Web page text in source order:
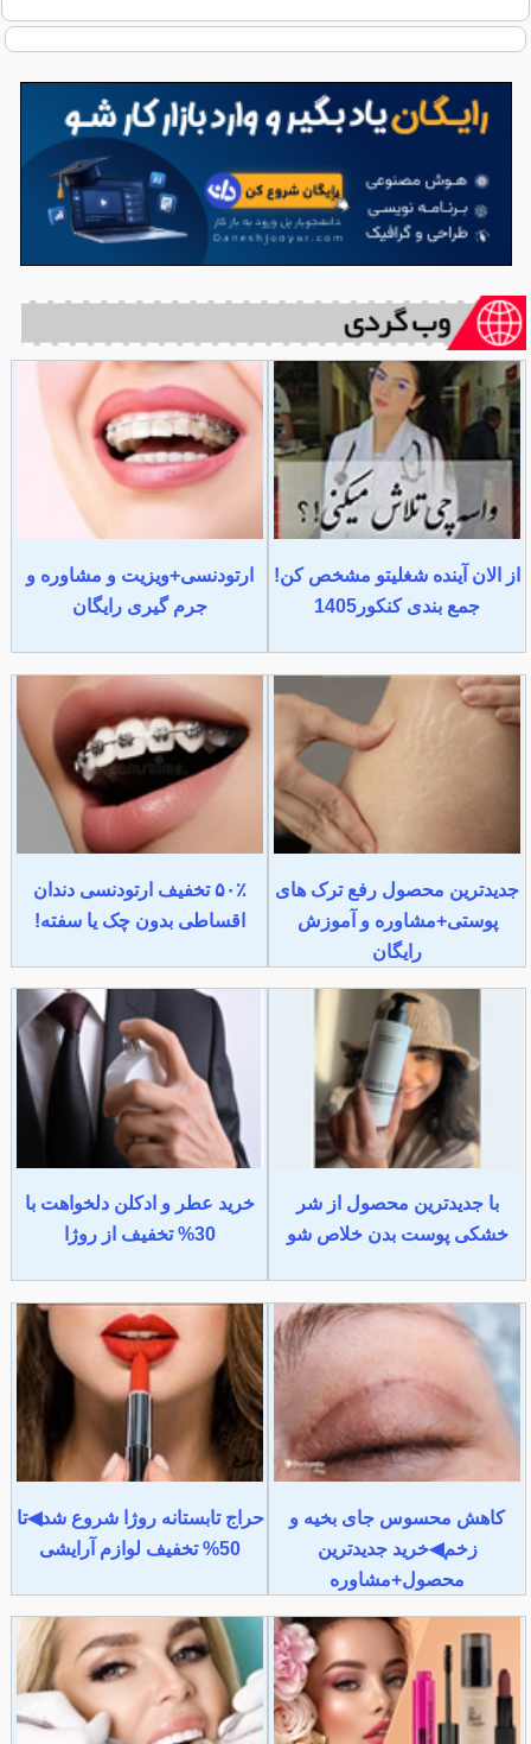
از الان آینده شغلیتو مشخص کن!
جمع بندی کنکور1405
ارتودنسی+ویزیت و مشاوره و
جرم گیری رایگان
جدیدترین محصول رفع ترک های
پوستی+مشاوره و آموزش
رایگان
۵۰٪ تخفیف ارتودنسی دندان
اقساطی بدون چک یا سفته!
با جدیدترین محصول از شر
خشکی پوست بدن خلاص شو
خرید عطر و ادکلن دلخواهت با
30% تخفیف از روژا
کاهش محسوس جای بخیه و
زخم◀خرید جدیدترین
محصول+مشاوره
حراج تابستانه روژا شروع شد◀تا
50% تخفیف لوازم آرایشی